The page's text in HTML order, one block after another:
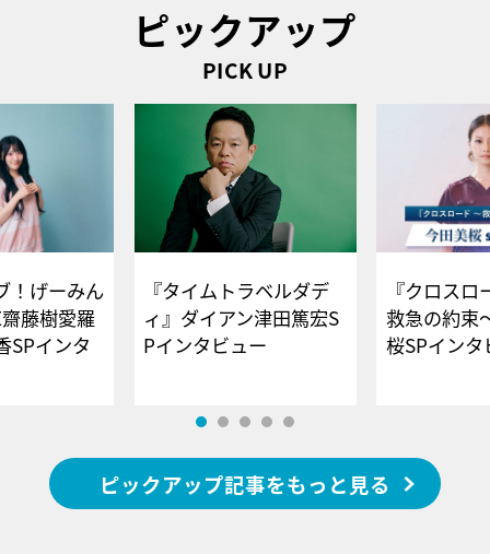
ピックアップ
PICK UP
！げーみん
藤樹愛羅
SPインタ
『タイムトラベルダデ
ィ』ダイアン津田篤宏S
Pインタビュー
『クロス
救急の約束
桜SPイ
ピックアップ記事をもっと見る